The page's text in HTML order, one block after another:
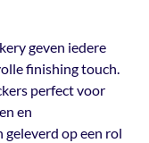
geven iedere
finishing touch.
perfect voor
en
op een rol